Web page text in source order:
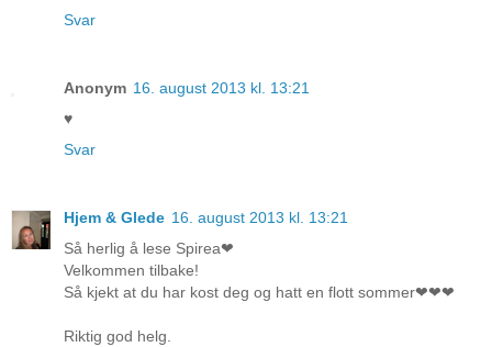
Svar
Anonym 16. august 2013 kl. 13:21
♥
Svar
Hjem & Glede 16. august 2013 kl. 13:21
Så herlig å lese Spirea❤
Velkommen tilbake!
Så kjekt at du har kost deg og hatt en flott sommer❤❤❤
Riktig god helg.